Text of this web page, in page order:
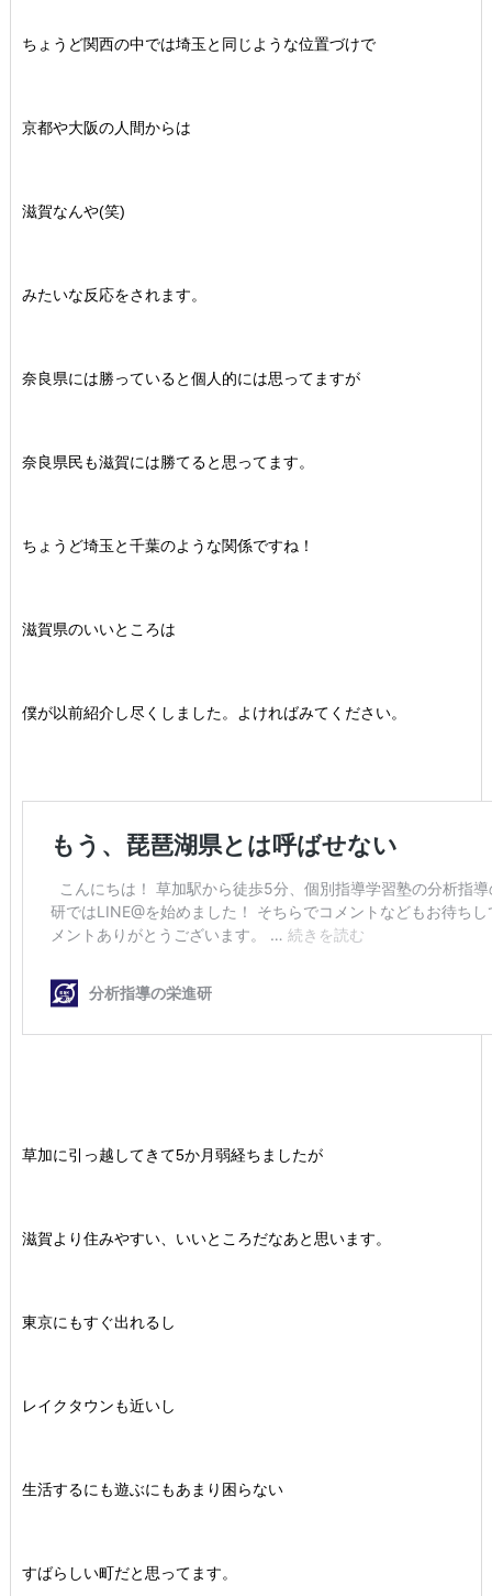
ちょうど関西の中では埼玉と同じような位置づけで
京都や大阪の人間からは
滋賀なんや(笑)
みたいな反応をされます。
奈良県には勝っていると個人的には思ってますが
奈良県民も滋賀には勝てると思ってます。
ちょうど埼玉と千葉のような関係ですね！
滋賀県のいいところは
僕が以前紹介し尽くしました。よければみてください。
草加に引っ越してきて5か月弱経ちましたが
滋賀より住みやすい、いいところだなあと思います。
東京にもすぐ出れるし
レイクタウンも近いし
生活するにも遊ぶにもあまり困らない
すばらしい町だと思ってます。